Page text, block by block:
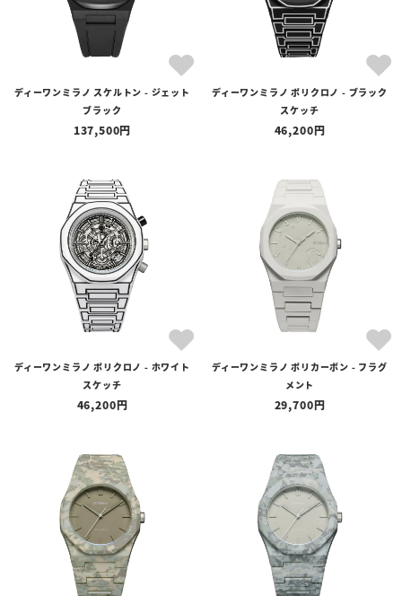
ディーワンミラノ スケルトン - ジェット
ブラック
137,500
ディーワンミラノ ポリクロノ - ブラック
スケッチ
46,200
ディーワンミラノ ポリクロノ - ホワイト
スケッチ
46,200
ディーワンミラノ ポリカーボン - フラグ
メント
29,700